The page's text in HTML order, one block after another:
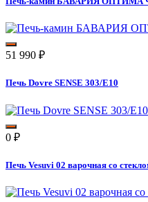
51 990 ₽
Печь Dovre SENSE 303/E10
0 ₽
Печь Vesuvi 02 варочная со